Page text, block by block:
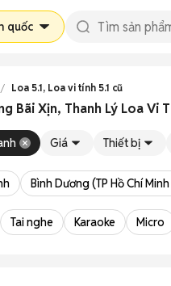
quốc
Loa 5.1, Loa vi tính 5.1 cũ
Bãi Xịn, Thanh Lý Loa Vi
Giá Thiết bị
Bình Dương (TP Hồ Chí
Tai nghe Karaoke Micro